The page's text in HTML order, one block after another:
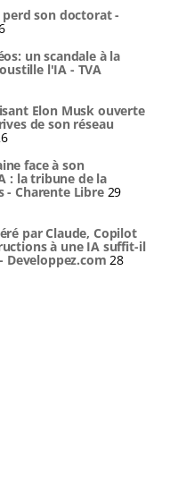
perd son doctorat -
un scandale à la
l'IA - TVA
Elon Musk ouverte
de son réseau
face à son
: la tribune de la
- Charente Libre 29
par Claude, Copilot
à une IA suffit-il
Developpez.com 28